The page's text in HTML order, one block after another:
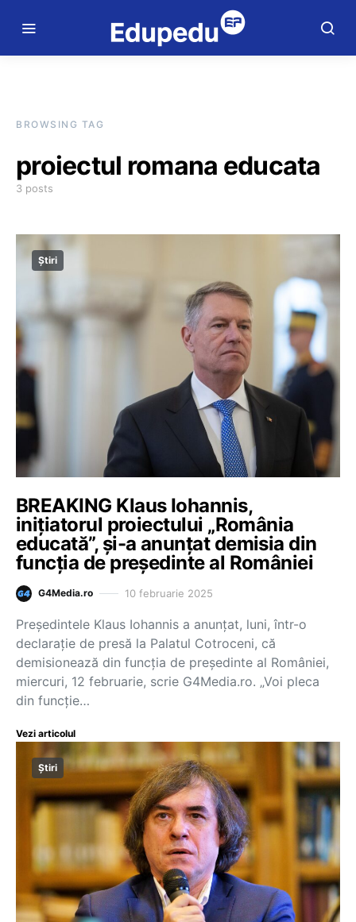
BROWSING TAG
proiectul romana educata
3 posts
Știri
BREAKING Klaus Iohannis,
inițiatorul proiectului „România
educată”, și-a anunțat demisia din
funcția de președinte al României
G4Media.ro 10 februarie 2025
Președintele Klaus Iohannis a anunțat, luni, într-o
declarație de presă la Palatul Cotroceni, că
demisionează din funcția de președinte al României,
miercuri, 12 februarie, scrie G4Media.ro. „Voi pleca
din funcție…
Vezi articolul
Știri